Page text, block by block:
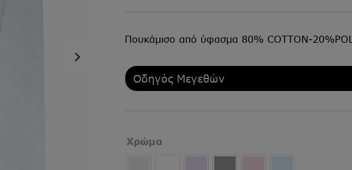
Πουκάμισο από ύφασμα 80% COTTON-
Οδηγός Μεγεθών
Χρώμα